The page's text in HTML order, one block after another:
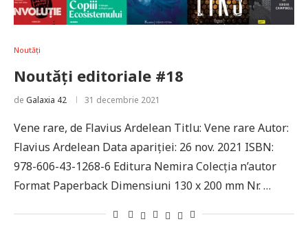
Noutăți
Noutăți editoriale #18
de Galaxia 42 31 decembrie 2021
Vene rare, de Flavius Ardelean Titlu: Vene rare Autor:
Flavius Ardelean Data apariției: 26 nov. 2021 ISBN:
978-606-43-1268-6 Editura Nemira Colecția n’autor
Format Paperback Dimensiuni 130 x 200 mm Nr. …